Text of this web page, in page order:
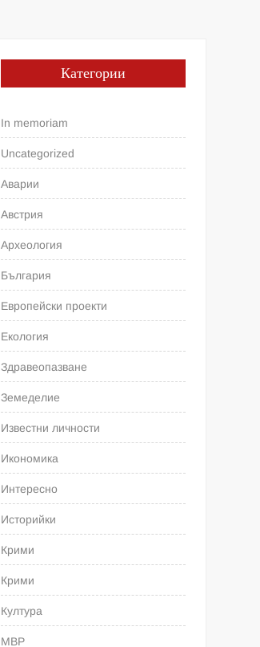
Категории
In memoriam
Uncategorized
Аварии
Австрия
Археология
България
Европейски проекти
Екология
Здравеопазване
Земеделие
Известни личности
Икономика
Интересно
Историйки
Крими
Крими
Култура
МВР